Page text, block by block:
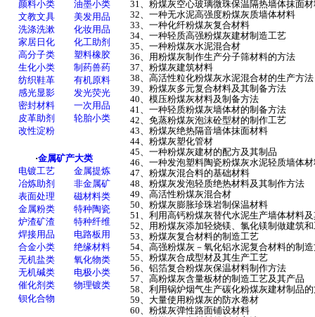
31、粉煤灰空心玻璃微珠保温隔热墙体抹面
32、一种无水泥高强度粉煤灰质墙体材料
33、一种化纤粉煤灰复合材料
34、一种轻质高强粉煤灰建材制造工艺
35、一种粉煤灰水泥混合材
36、用粉煤灰制作生产分子筛材料的方法
37、粉煤灰建筑材料
38、高活性粒化粉煤灰水泥混合材的生产方法
39、粉煤灰多元复合材料及其制备方法
40、模压粉煤灰材料及制备方法
41、一种轻质粉煤灰墙体材的制备方法
42、免蒸粉煤灰泡沫砼型材的制作工艺
43、粉煤灰绝热隔音墙体抹面材料
44、粉煤灰塑化管材
45、一种粉煤灰建材的配方及其制品
46、一种发泡塑料陶瓷粉煤灰水泥轻质墙体
47、粉煤灰混合料的基础材料
48、粉煤灰发泡轻质绝热材料及其制作方法
49、高活性粉煤灰混合材
50、粉煤灰膨胀珍珠岩制保温材料
51、利用高钙粉煤灰替代水泥生产墙体材料
52、用粉煤灰添加轻烧镁、氯化镁制做建筑
53、粉煤灰复合材料的制造工艺
54、高强粉煤灰－氧化铝水泥复合材料的制
55、粉煤灰合成型材及其生产工艺
56、铝箔复合粉煤灰保温材料制作方法
57、高粉煤灰含量板材的制造工艺及其产品
58、利用锅炉烟气生产碳化粉煤灰建材制品
59、大量使用粉煤灰的防水卷材
60、粉煤灰弹性路面铺设材料